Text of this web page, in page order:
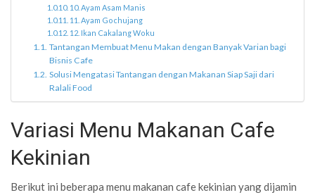
10. Ayam Asam Manis
11. Ayam Gochujang
12. Ikan Cakalang Woku
Tantangan Membuat Menu Makan dengan Banyak Varian bagi
Bisnis Cafe
Solusi Mengatasi Tantangan dengan Makanan Siap Saji dari
Ralali Food
Variasi Menu Makanan Cafe
Kekinian
Berikut ini beberapa menu makanan cafe kekinian yang dijamin